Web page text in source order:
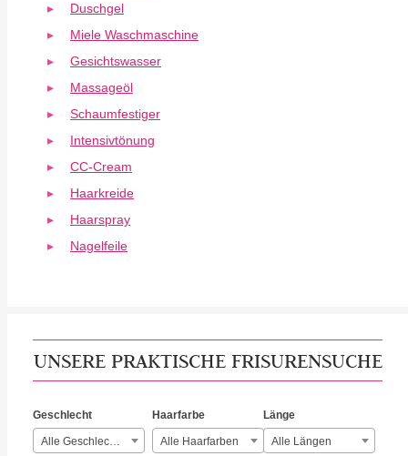
Duschgel
Miele Waschmaschine
Gesichtswasser
Massageöl
Schaumfestiger
Intensivtönung
CC-Cream
Haarkreide
Haarspray
Nagelfeile
UNSERE PRAKTISCHE FRISURENSUCHE
Geschlecht
Alle Geschlechter
Haarfarbe
Alle Haarfarben
Länge
Alle Längen